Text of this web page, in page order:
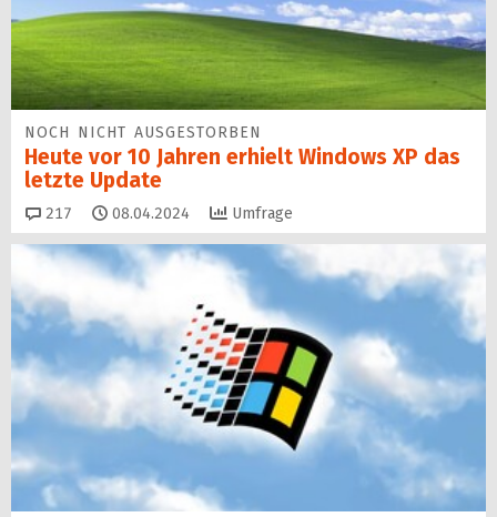
NOCH NICHT AUSGESTORBEN
Heute vor 10 Jahren erhielt Windows XP das
letzte Update
217 Kommentare
08.04.2024 Umfrage